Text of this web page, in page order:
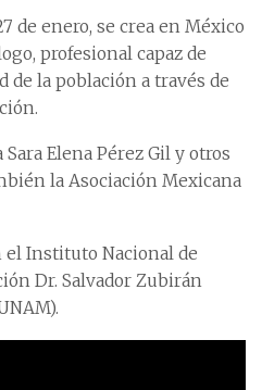
de enero, se crea en México
profesional capaz de
de la población a través de
Sara Elena Pérez Gil y otros
la Asociación Mexicana
el Instituto Nacional de
Dr. Salvador Zubirán